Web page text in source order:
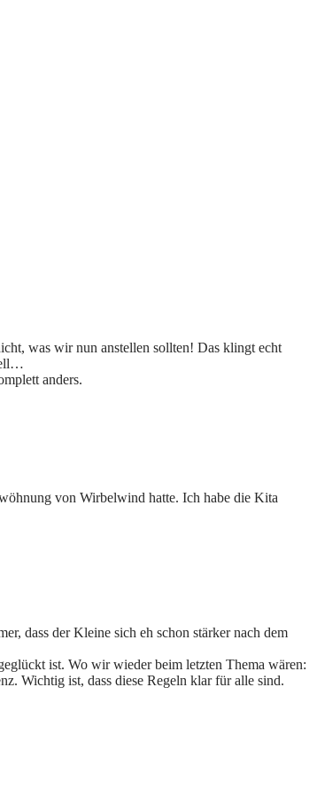
was wir nun anstellen sollten! Das klingt echt
anders.
von Wirbelwind hatte. Ich habe die Kita
dass der Kleine sich eh schon stärker nach dem
ist. Wo wir wieder beim letzten Thema wären:
Wichtig ist, dass diese Regeln klar für alle sind.